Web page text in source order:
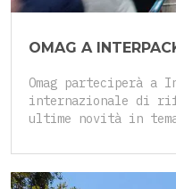
OMAG A
Omag parteciperà a
internazionale di
ultime novità in